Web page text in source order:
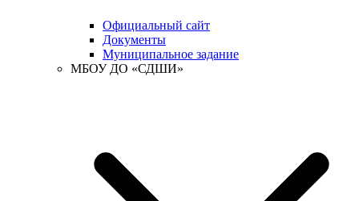
Официальный сайт
Документы
Муниципальное задание
МБОУ ДО «СДШИ»